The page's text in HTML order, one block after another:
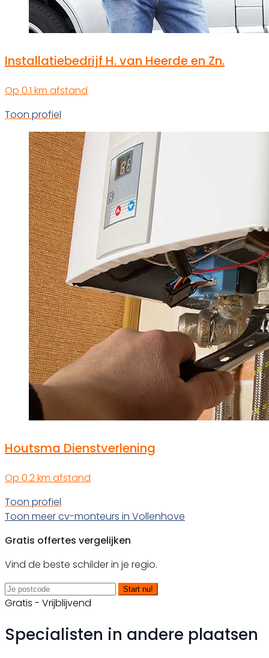
Installatiebedrijf H. van Heerde en Zn.
Op 0.1 km afstand
Toon profiel
Houtsma Dienstverlening
Op 0.2 km afstand
Toon profiel
Toon meer cv-monteurs in Vollenhove
Gratis offertes vergelijken
Vind de beste schilder in je regio.
Start nu!
Gratis - Vrijblijvend
Specialisten in andere plaatsen